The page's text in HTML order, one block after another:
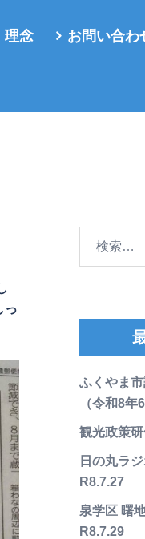
理念 お問い合わ
っ
ふくやま
（令和8
観光政策
日の丸ラ
R8.7.27
泉学区 曙
R8.7.29